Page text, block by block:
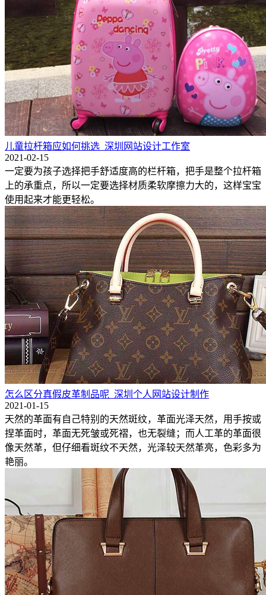
儿童拉杆箱应如何挑选_深圳网站设计工作室
2021-02-15
一定要为孩子选择把手舒适度高的栏杆箱，把手是整个拉杆箱
上的承重点，所以一定要选择材质柔软摩擦力大的，这样宝宝
使用起来才能更轻松。
怎么区分真假皮革制品呢_深圳个人网站设计制作
2021-01-15
天然的革面有自己特别的天然斑纹，革面光泽天然，用手按或
捏革面时，革面无死皱或死褶，也无裂缝；而人工革的革面很
像天然革，但仔细看斑纹不天然，光泽较天然革亮，色彩多为
艳丽。